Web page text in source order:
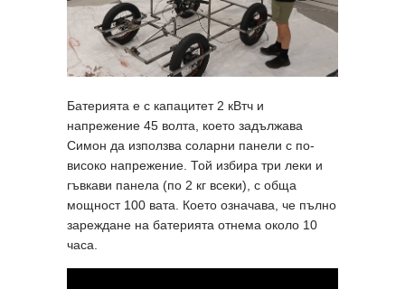
Батерията е с капацитет 2 кВтч и
напрежение 45 волта, което задължава
Симон да използва соларни панели с по-
високо напрежение. Той избира три леки и
гъвкави панела (по 2 кг всеки), с обща
мощност 100 вата. Което означава, че пълно
зареждане на батерията отнема около 10
часа.